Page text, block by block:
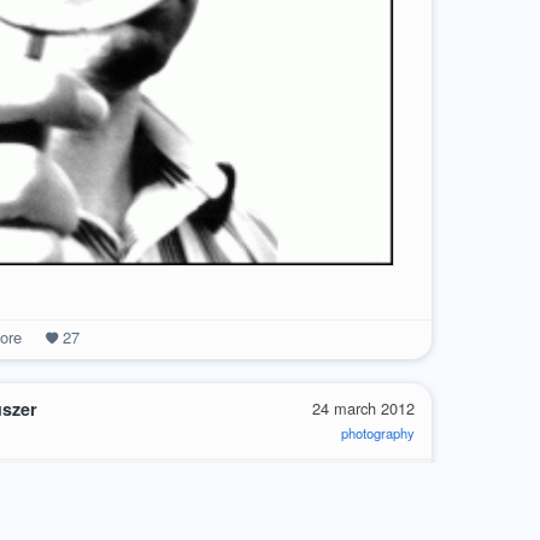
27
24 march 2012
photography